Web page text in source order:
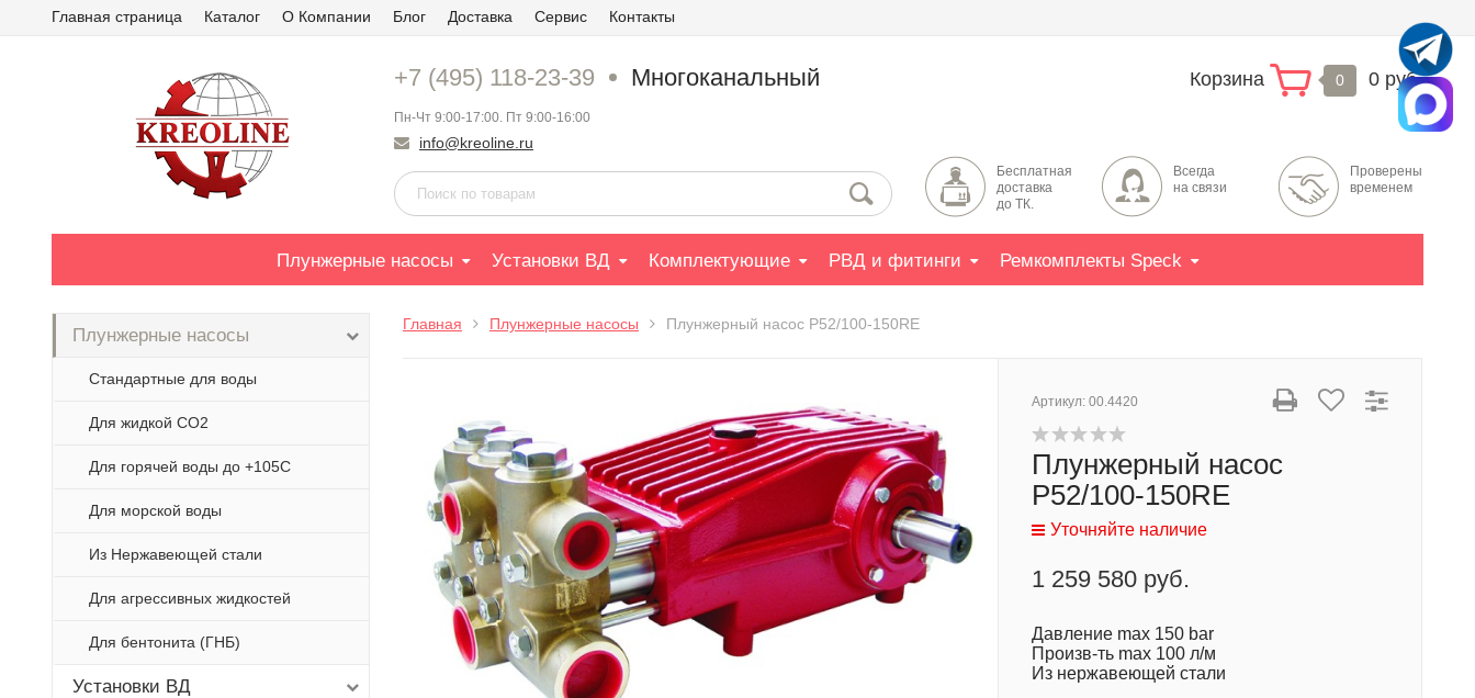
Главная страница Каталог О Компании Блог Доставка Сервис Контакты
+7 (495) 118-23-39 Многоканальный
Пн-Чт 9:00-17:00. Пт 9:00-16:00
info@kreoline.ru
Корзина 0 0 руб.
Бесплатная
доставка
до ТК.
Всегда
на связи
Проверены
временем
Плунжерные насосы Установки ВД Комплектующие РВД и фитинги Ремкомплекты Speck
Плунжерные насосы
Стандартные для воды
Для жидкой СО2
Для горячей воды до +105С
Для морской воды
Из Нержавеющей стали
Для агрессивных жидкостей
Для бентонита (ГНБ)
Установки ВД
Главная Плунжерные насосы Плунжерный насос P52/100-150RE
Артикул: 00.4420
Плунжерный насос
P52/100-150RE
Уточняйте наличие
1 259 580 руб.
Давление max 150 bar
Произв-ть max 100 л/м
Из нержавеющей стали